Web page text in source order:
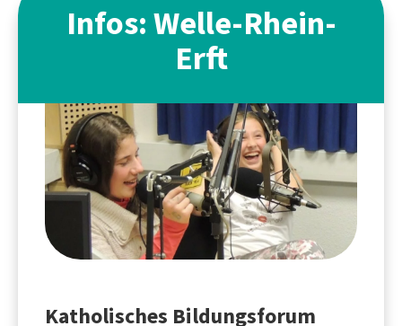
Infos: Welle-Rhein-
Erft
Katholisches Bildungsforum